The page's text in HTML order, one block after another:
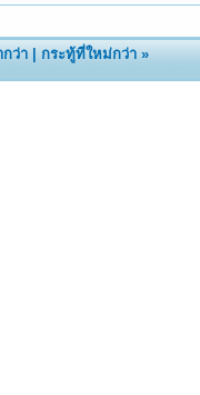
กว่า |กระทู้ที่ใหม่กว่า »